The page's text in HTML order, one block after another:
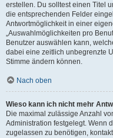
erstellen. Du solltest einen Titel
die entsprechenden Felder
Antwortmöglichkeit in einer
„Auswahlmöglichkeiten pro
Benutzer auswählen kann,
dabei eine zeitlich unbegrenzte
Stimme ändern können.
Nach oben
Wieso kann ich nicht mehr
Die maximal zulässige Anzahl
Administration festgelegt. Wenn
zugelassen zu benötigen,